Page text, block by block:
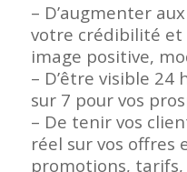
– D’augmenter
votre crédibilité et
image positive,
– D’être visible 24
sur 7 pour vos
– De tenir vos
réel sur vos offres
promotions,